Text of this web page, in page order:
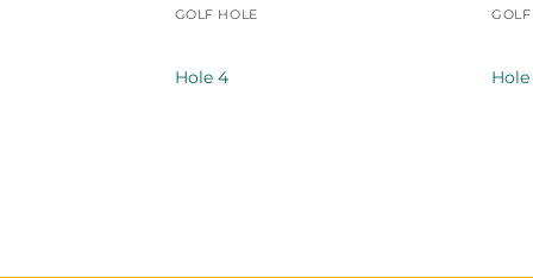
GOLF HOLE
Hole 4 Hole